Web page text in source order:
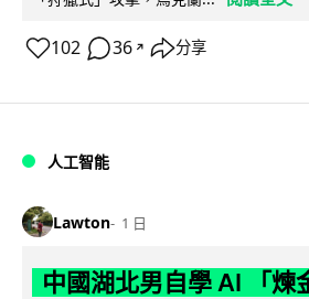
102 36 ↗ 分享
人工智能
Lawton 1 日
中國湖北男自學 AI 「煉